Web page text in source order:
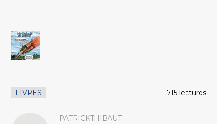
LIVRES 715 lectures
PATRICKTHIBAUT